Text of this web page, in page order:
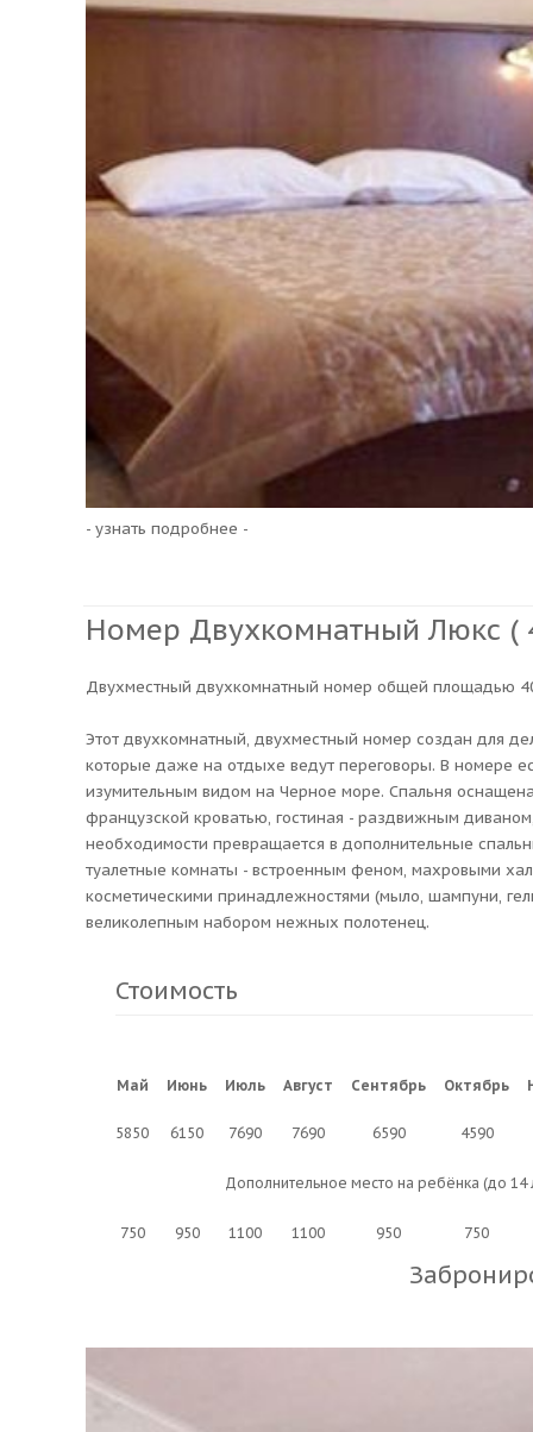
- узнать подробнее -
Номер Двухкомнатный Люкс (
Двухместный двухкомнатный номер общей площадью
Этот двухкомнатный, двухместный номер создан для
которые даже на отдыхе ведут переговоры. В номере
изумительным видом на Черное море. Спальня
французской кроватью, гостиная - раздвижным
необходимости превращается в дополнительные
туалетные комнаты - встроенным феном, махровыми
косметическими принадлежностями (мыло, шампуни,
великолепным набором нежных полотенец.
Стоимость
Май Июнь Июль Август Сентябрь Октябрь
5850 6150 7690 7690 6590 4590
Дополнительное место на ребёнка (до 14
750 950 1100 1100 950 750